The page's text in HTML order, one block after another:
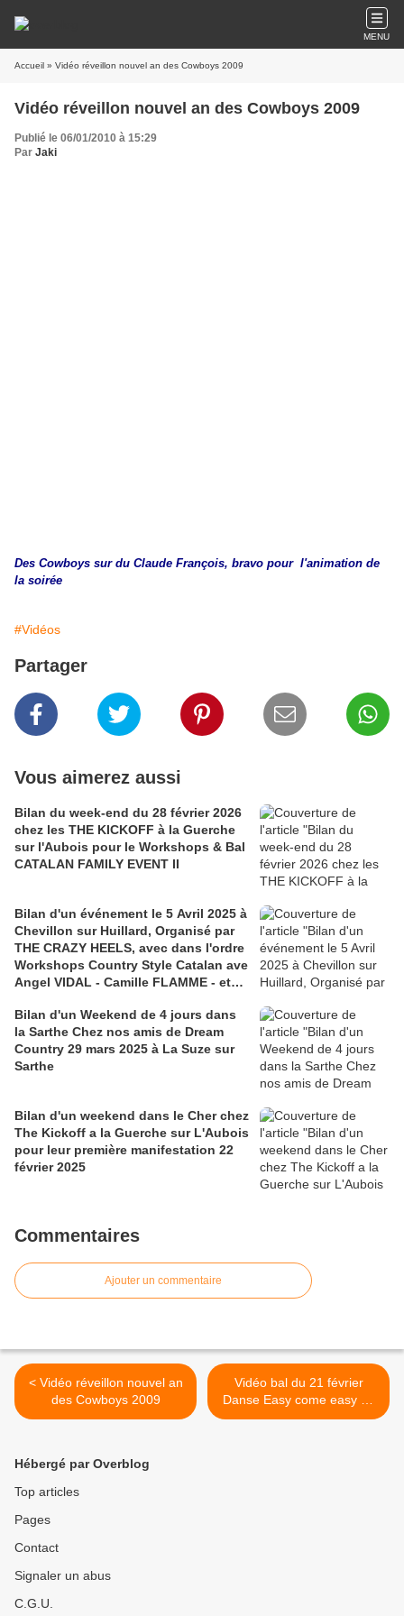
MENU
Accueil » Vidéo réveillon nouvel an des Cowboys 2009
Vidéo réveillon nouvel an des Cowboys 2009
Publié le 06/01/2010 à 15:29
Par Jaki
Des Cowboys sur du Claude François, bravo pour l'animation de
la soirée
#Vidéos
Partager
Vous aimerez aussi
Bilan du week-end du 28 février 2026
chez les THE KICKOFF à la Guerche
sur l'Aubois pour le Workshops & Bal
CATALAN FAMILY EVENT II
Bilan d'un événement le 5 Avril 2025 à
Chevillon sur Huillard, Organisé par
THE CRAZY HEELS, avec dans l'ordre
Workshops Country Style Catalan ave
Angel VIDAL - Camille FLAMME - et
Théo - ensuite la remise des lots -
tous en shorts - et un peu de folie -
des vidéos et photos du bal de Zaza -
Animation Gillou-Théo- Zaza - Merci à
Bilan d'un Weekend de 4 jours dans
la Sarthe Chez nos amis de Dream
Country 29 mars 2025 à La Suze sur
Sarthe
Bilan d'un weekend dans le Cher chez
The Kickoff a la Guerche sur L'Aubois
pour leur première manifestation 22
février 2025
Commentaires
Ajouter un commentaire
< Vidéo réveillon nouvel an
des Cowboys 2009
Vidéo bal du 21 février
Danse Easy come easy go
>
Hébergé par Overblog
Top articles
Pages
Contact
Signaler un abus
C.G.U.